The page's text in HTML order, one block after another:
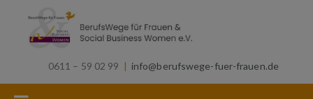
0611 – 59 02 99 | info@berufswege-fuer-frauen.de